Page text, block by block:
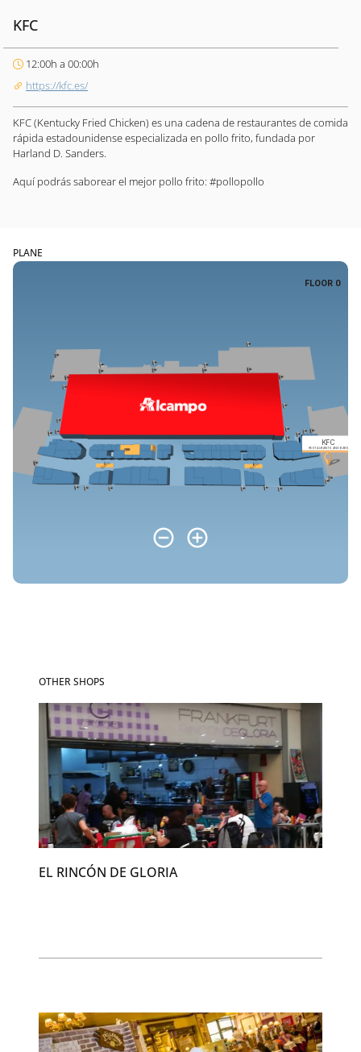
KFC
12:00h a 00:00h
https://kfc.es/
KFC (Kentucky Fried Chicken) es una cadena de restaurantes de comida
rápida estadounidense especializada en pollo frito, fundada por
Harland D. Sanders.
Aquí podrás saborear el mejor pollo frito: #pollopollo
PLANE
OTHER SHOPS
EL RINCÓN DE GLORIA